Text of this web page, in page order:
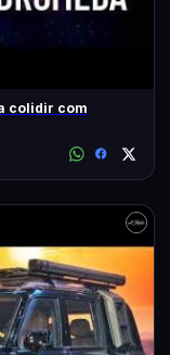
colidir com